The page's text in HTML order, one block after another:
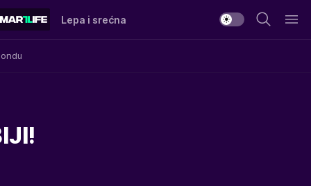
Lepa i srećna